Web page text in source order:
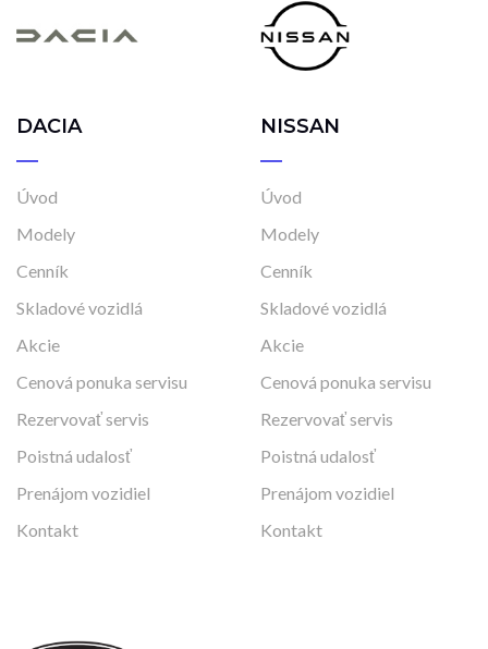
DACIA
Úvod
Modely
Cenník
Skladové vozidlá
Akcie
Cenová ponuka servisu
Rezervovať servis
Poistná udalosť
Prenájom vozidiel
Kontakt
NISSAN
Úvod
Modely
Cenník
Skladové vozidlá
Akcie
Cenová ponuka servisu
Rezervovať servis
Poistná udalosť
Prenájom vozidiel
Kontakt